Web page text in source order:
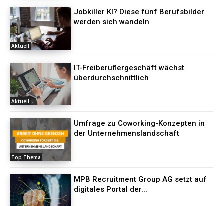
Aktuell
Jobkiller KI? Diese fünf Berufsbilder
werden sich wandeln
Aktuell
IT-Freiberuflergeschäft wächst
überdurchschnittlich
Top Thema
Umfrage zu Coworking-Konzepten in
der Unternehmenslandschaft
MPB Recruitment Group AG setzt auf
digitales Portal der...